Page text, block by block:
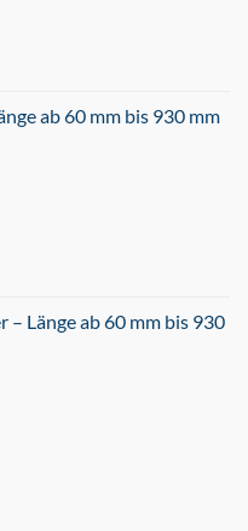
ab 60 mm bis 930 mm
Länge ab 60 mm bis 930